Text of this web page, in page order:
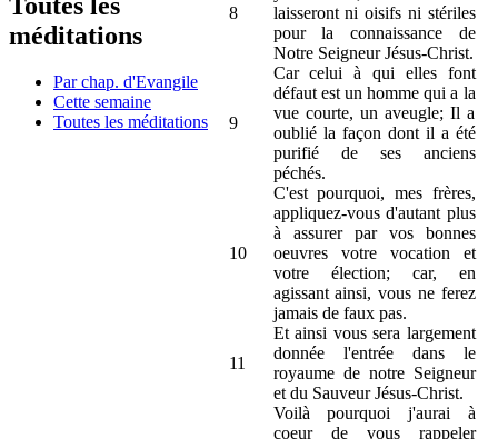
méditations
Par chap. d'Evangile
Cette semaine
Toutes les méditations
8
laisseront ni oisifs ni stériles
pour la connaissance de
Notre Seigneur Jésus-Christ.
9
Car celui à qui elles font
défaut est un homme qui a la
vue courte, un aveugle; Il a
oublié la façon dont il a été
purifié de ses anciens
péchés.
10
C'est pourquoi, mes frères,
appliquez-vous d'autant plus
à assurer par vos bonnes
oeuvres votre vocation et
votre élection; car, en
agissant ainsi, vous ne ferez
jamais de faux pas.
11
Et ainsi vous sera largement
donnée l'entrée dans le
royaume de notre Seigneur
et du Sauveur Jésus-Christ.
Voilà pourquoi j'aurai à
coeur de vous rappeler